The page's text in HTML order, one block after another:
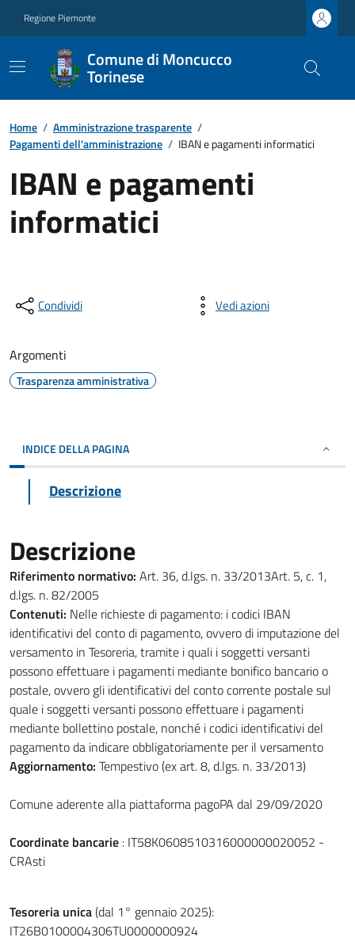
Regione Piemonte
Comune di Moncucco
Torinese
Home / Amministrazione trasparente /
Pagamenti dell'amministrazione / IBAN e pagamenti informatici
IBAN e pagamenti
informatici
Condividi Vedi azioni
Argomenti
Trasparenza amministrativa
INDICE DELLA PAGINA
Descrizione
Descrizione
Riferimento normativo: Art. 36, d.lgs. n. 33/2013Art. 5, c. 1,
d.lgs. n. 82/2005
Contenuti: Nelle richieste di pagamento: i codici IBAN
identificativi del conto di pagamento, ovvero di imputazione del
versamento in Tesoreria, tramite i quali i soggetti versanti
possono effettuare i pagamenti mediante bonifico bancario o
postale, ovvero gli identificativi del conto corrente postale sul
quale i soggetti versanti possono effettuare i pagamenti
mediante bollettino postale, nonché i codici identificativi del
pagamento da indicare obbligatoriamente per il versamento
Aggiornamento: Tempestivo (ex art. 8, d.lgs. n. 33/2013)
Comune aderente alla piattaforma pagoPA dal 29/09/2020
Coordinate bancarie : IT58K0608510316000000020052 -
CRAsti
Tesoreria unica(dal 1° gennaio 2025):
IT26B0100004306TU0000000924